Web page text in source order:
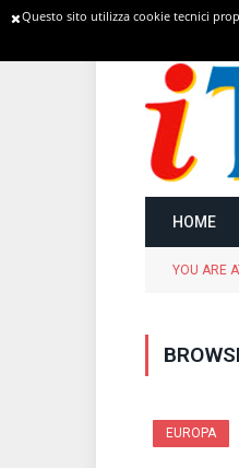
TRENDING
HOME
YOU ARE
EUROPA
Questo sito utilizza cookie tecnici